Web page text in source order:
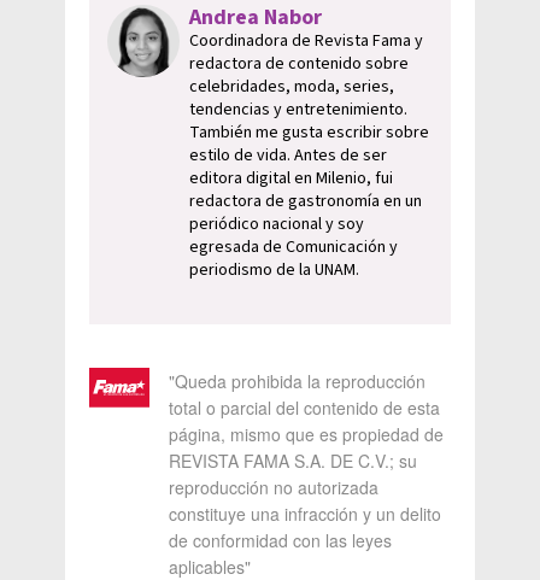
Andrea Nabor
Coordinadora de Revista Fama y
redactora de contenido sobre
celebridades, moda, series,
tendencias y entretenimiento.
También me gusta escribir sobre
estilo de vida. Antes de ser
editora digital en Milenio, fui
redactora de gastronomía en un
periódico nacional y soy
egresada de Comunicación y
periodismo de la UNAM.
"Queda prohibida la reproducción
total o parcial del contenido de esta
página, mismo que es propiedad de
REVISTA FAMA S.A. DE C.V.; su
reproducción no autorizada
constituye una infracción y un delito
de conformidad con las leyes
aplicables"